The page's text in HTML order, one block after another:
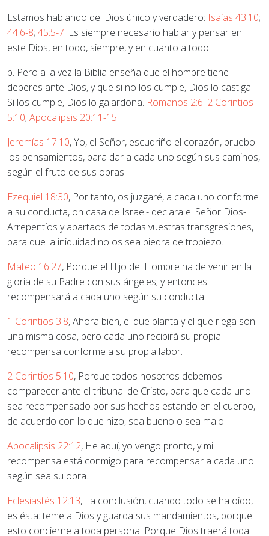
Estamos hablando del Dios único y verdadero: Isaías 43:10;
44:6-8; 45:5-7. Es siempre necesario hablar y pensar en
este Dios, en todo, siempre, y en cuanto a todo.
b. Pero a la vez la Biblia enseña que el hombre tiene
deberes ante Dios, y que si no los cumple, Dios lo castiga.
Si los cumple, Dios lo galardona. Romanos 2:6. 2 Corintios
5:10; Apocalipsis 20:11-15.
Jeremías 17:10, Yo, el Señor, escudriño el corazón, pruebo
los pensamientos, para dar a cada uno según sus caminos,
según el fruto de sus obras.
Ezequiel 18:30, Por tanto, os juzgaré, a cada uno conforme
a su conducta, oh casa de Israel- declara el Señor Dios-.
Arrepentíos y apartaos de todas vuestras transgresiones,
para que la iniquidad no os sea piedra de tropiezo.
Mateo 16:27, Porque el Hijo del Hombre ha de venir en la
gloria de su Padre con sus ángeles; y entonces
recompensará a cada uno según su conducta.
1 Corintios 3:8, Ahora bien, el que planta y el que riega son
una misma cosa, pero cada uno recibirá su propia
recompensa conforme a su propia labor.
2 Corintios 5:10, Porque todos nosotros debemos
comparecer ante el tribunal de Cristo, para que cada uno
sea recompensado por sus hechos estando en el cuerpo,
de acuerdo con lo que hizo, sea bueno o sea malo.
Apocalipsis 22:12, He aquí, yo vengo pronto, y mi
recompensa está conmigo para recompensar a cada uno
según sea su obra.
Eclesiastés 12:13, La conclusión, cuando todo se ha oído,
es ésta: teme a Dios y guarda sus mandamientos, porque
esto concierne a toda persona. Porque Dios traerá toda